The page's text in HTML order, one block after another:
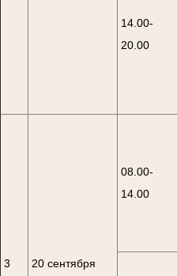
14.00-
20.00
3 20 сентября
08.00-
14.00